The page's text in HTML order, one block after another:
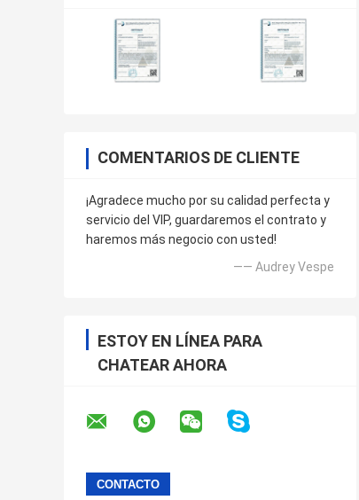
COMENTARIOS DE CLIENTE
¡Agradece mucho por su calidad perfecta y
servicio del VIP, guardaremos el contrato y
haremos más negocio con usted!
—— Audrey Vespe
ESTOY EN LÍNEA PARA
CHATEAR AHORA